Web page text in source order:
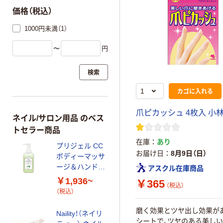
カゴに入れる
爪ピカッシュ 4枚入 小
在庫
あり
お届け日
8月9日（日）
アスクル在庫商品
￥365 （税込）
磨く効果とツヤ出し効果が
シートで、ツヤのある美し
価格（税込）
1000円未満（1）
〜 円
検索
ネイル/サロン用品 のベス
トセラー商品
プリジェル CC
ボディーマッサ
ージ＆ハンドク
リーム
￥1,936~
（税込）
Naility！（ネイリ